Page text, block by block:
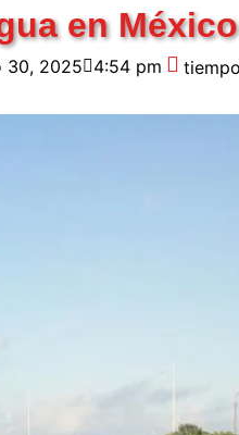
en México
30, 2025 4:54 pm